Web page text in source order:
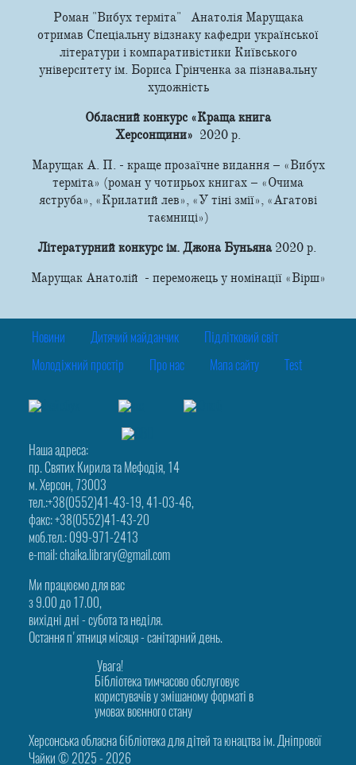
Роман "Вибух терміта" Анатолія Марущака
отримав Спеціальну відзнаку кафедри української
літератури і компаративістики Київського
університету ім. Бориса Грінченка за пізнавальну
художність
Обласний конкурс «Краща книга
Херсонщини» 2020 р.
Марущак А. П. - краще прозаїчне видання – «Вибух
терміта» (роман у чотирьох книгах – «Очима
яструба», «Крилатий лев», «У тіні змії», «Агатові
таємниці»)
Літературний конкурс ім. Джона Буньяна 2020 р.
Марущак Анатолій - переможець у номінації «Вірш»
Новини Дитячий майданчик Підлітковий світ
Молодіжний простір Про нас Мапа сайту Test
Наша адреса:
пр. Святих Кирила та Мефодія, 14
м. Херсон, 73003
тел.:+38(0552)41-43-19, 41-03-46,
факс: +38(0552)41-43-20
моб.тел.: 099-971-2413
e-mail: chaika.library@gmail.com
Ми працюємо для вас
з 9.00 до 17.00,
вихідні дні - субота та неділя.
Остання п'ятниця місяця - санітарний день.
Увага!
Бібліотека тимчасово обслуговує
користувачів у змішаному форматі в
умовах воєнного стану
Херсонська обласна бібліотека для дітей та юнацтва ім. Дніпрової
Чайки © 2025 ‑ 2026